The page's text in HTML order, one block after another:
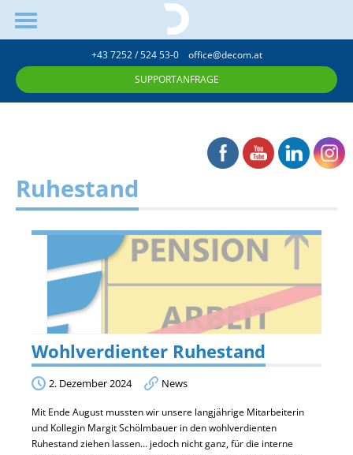
+43 7252 / 524 53-0 office@decom.at
SUPPORTANFRAGE
Ruhestand
Wohlverdienter Ruhestand
2. Dezember 2024 News
Mit Ende August mussten wir unsere langjährige Mitarbeiterin
und Kollegin Margit Schölmbauer in den wohlverdienten
Ruhestand ziehen lassen… jedoch nicht ganz, für die interne